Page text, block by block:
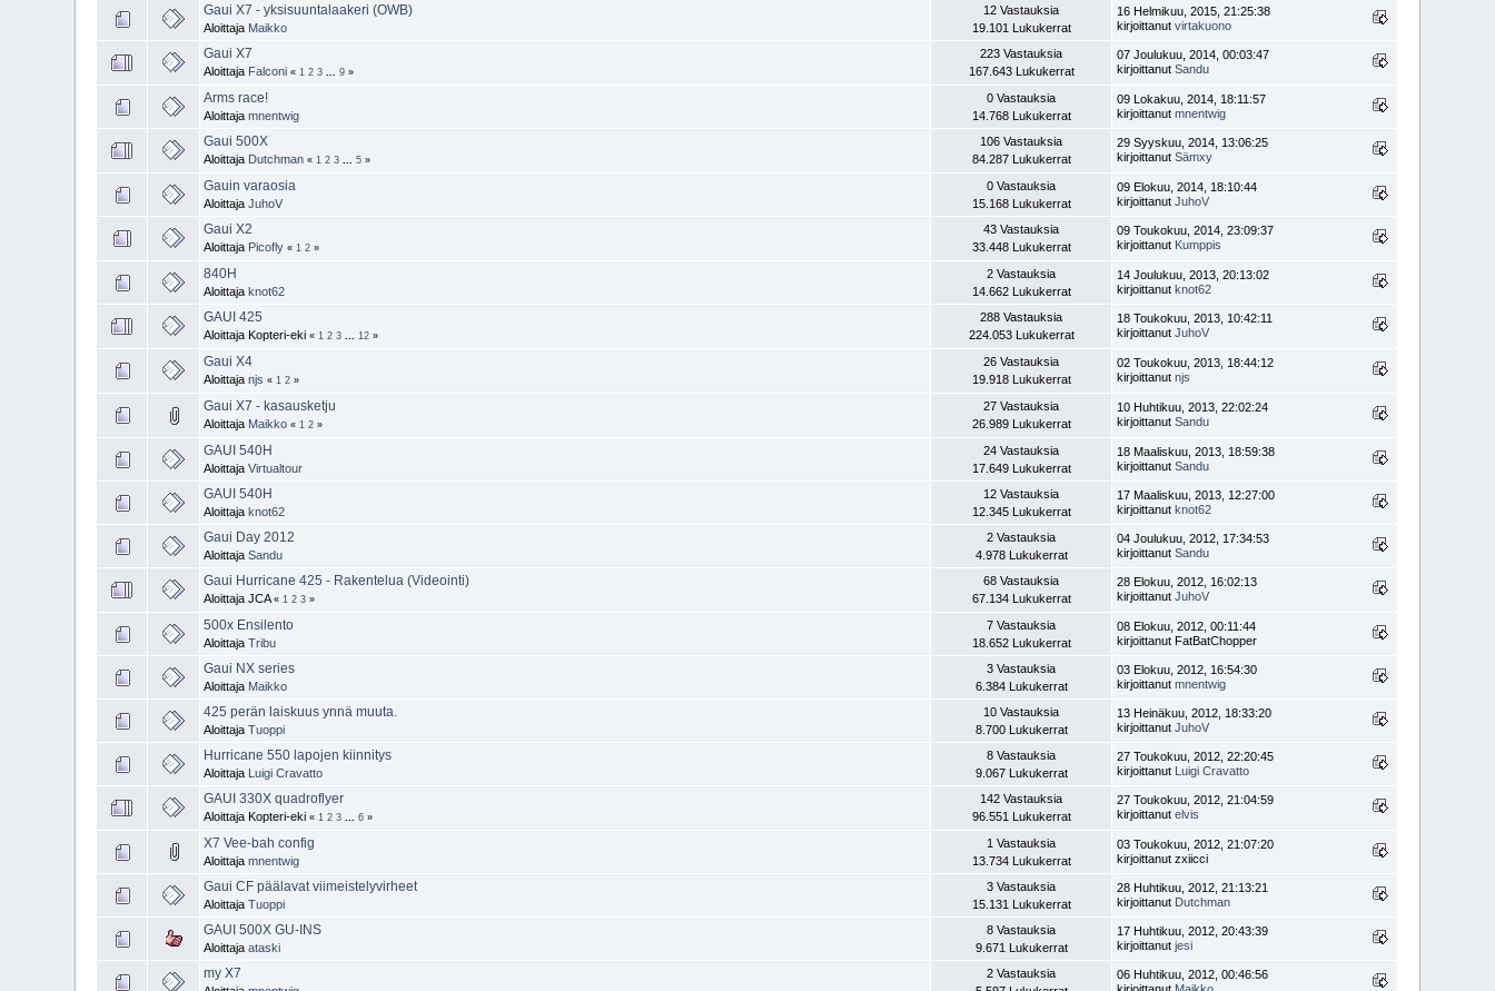
Gaui X7 - yksisuuntalaakeri (OWB)
Aloittaja Maikko
12 Vastauksia
19.101 Lukukerrat
16 Helmikuu, 2015, 21:25:38
kirjoittanutvirtakuono
Gaui X7
Aloittaja Falconi « 1 2 3 ...9 »
223 Vastauksia
167.643 Lukukerrat
07 Joulukuu, 2014, 00:03:47
kirjoittanutSandu
Arms race!
Aloittajamnentwig
0 Vastauksia
14.768 Lukukerrat
09 Lokakuu, 2014, 18:11:57
kirjoittanutmnentwig
Gaui 500X
Aloittaja Dutchman « 1 2 3 ...5 »
106 Vastauksia
84.287 Lukukerrat
29 Syyskuu, 2014, 13:06:25
kirjoittanutSämxy
Gauin varaosia
AloittajaJuhoV
0 Vastauksia
15.168 Lukukerrat
09 Elokuu, 2014, 18:10:44
kirjoittanutJuhoV
Gaui X2
Aloittaja Picofly « 1 2 »
43 Vastauksia
33.448 Lukukerrat
09 Toukokuu, 2014, 23:09:37
kirjoittanut Kumppis
840H
Aloittajaknot62
2 Vastauksia
14.662 Lukukerrat
14 Joulukuu, 2013, 20:13:02
kirjoittanutknot62
GAUI 425
Aloittaja Kopteri-eki« 1 2 3 12 »
288 Vastauksia
224.053 Lukukerrat
18 Toukokuu, 2013, 10:42:11
kirjoittanutJuhoV
Gaui X4
Aloittajanjs « 1 2 »
26 Vastauksia
19.918 Lukukerrat
02 Toukokuu, 2013, 18:44:12
kirjoittanutnjs
Gaui X7 - kasausketju
Aloittaja Maikko « 1 2 »
27 Vastauksia
26.989 Lukukerrat
10 Huhtikuu, 2013, 22:02:24
kirjoittanutSandu
GAUI 540H
AloittajaVirtualtour
24 Vastauksia
17.649 Lukukerrat
18 Maaliskuu, 2013, 18:59:38
kirjoittanutSandu
GAUI 540H
Aloittajaknot62
12 Vastauksia
12.345 Lukukerrat
17 Maaliskuu, 2013, 12:27:00
kirjoittanutknot62
Gaui Day 2012
AloittajaSandu
2 Vastauksia
4.978 Lukukerrat
04 Joulukuu, 2012, 17:34:53
kirjoittanutSandu
Gaui Hurricane 425 - Rakentelua (Videointi)
Aloittaja JCA« 1 2 3 »
68 Vastauksia
67.134 Lukukerrat
28 Elokuu, 2012, 16:02:13
kirjoittanutJuhoV
500x Ensilento
AloittajaTribu
7 Vastauksia
18.652 Lukukerrat
08 Elokuu, 2012, 00:11:44
kirjoittanut FatBatChopper
Gaui NX series
Aloittaja Maikko
3 Vastauksia
6.384 Lukukerrat
03 Elokuu, 2012, 16:54:30
kirjoittanutmnentwig
425 perän laiskuus ynnä muuta.
AloittajaTuoppi
10 Vastauksia
8.700 Lukukerrat
13 Heinäkuu, 2012, 18:33:20
kirjoittanutJuhoV
Hurricane 550 lapojen kiinnitys
Aloittaja Luigi Cravatto
8 Vastauksia
9.067 Lukukerrat
27 Toukokuu, 2012, 22:20:45
kirjoittanut Luigi Cravatto
GAUI 330X quadroflyer
Aloittaja Kopteri-eki« 1 2 3 ...6 »
142 Vastauksia
96.551 Lukukerrat
27 Toukokuu, 2012, 21:04:59
kirjoittanutelvis
X7 Vee-bah config
Aloittajamnentwig
1 Vastauksia
13.734 Lukukerrat
03 Toukokuu, 2012, 21:07:20
kirjoittanut zxiicci
Gaui CF päälavat viimeistelyvirheet
AloittajaTuoppi
3 Vastauksia
15.131 Lukukerrat
28 Huhtikuu, 2012, 21:13:21
kirjoittanut Dutchman
GAUI 500X GU-INS
Aloittajaataski
8 Vastauksia
9.671 Lukukerrat
17 Huhtikuu, 2012, 20:43:39
kirjoittanutjesi
my X7
2 Vastauksia
06 Huhtikuu, 2012, 00:46:56